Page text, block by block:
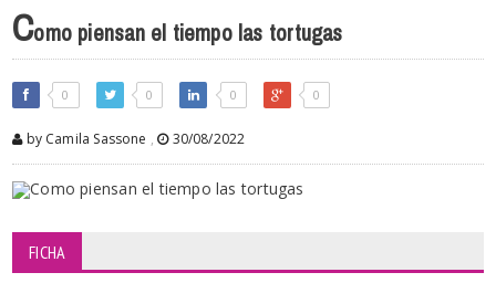
Como piensan el tiempo las tortugas
0 0 0 0
by Camila Sassone , 30/08/2022
FICHA